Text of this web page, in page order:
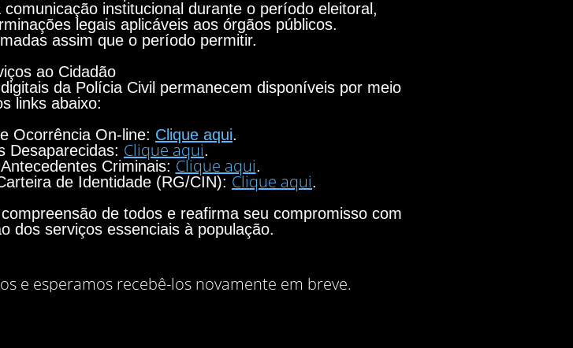
institucional durante o período eleitoral,
legais aplicáveis aos órgãos públicos.
assim que o período permitir.
ao Cidadão
da Polícia Civil permanecem disponíveis por meio
links abaixo:
Ocorrência On-line: Clique aqui.
Desaparecidas: Clique aqui.
Criminais: Clique aqui.
de Identidade (RG/CIN): Clique aqui.
de todos e reafirma seu compromisso com
dos serviços essenciais à população.
e esperamos recebê-los novamente em breve.